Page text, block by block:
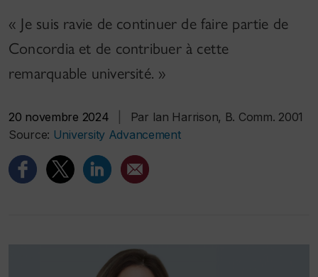
« Je suis ravie de continuer de faire partie de
Concordia et de contribuer à cette
remarquable université. »
20 novembre 2024
Par Ian Harrison, B. Comm. 2001
Source: University Advancement